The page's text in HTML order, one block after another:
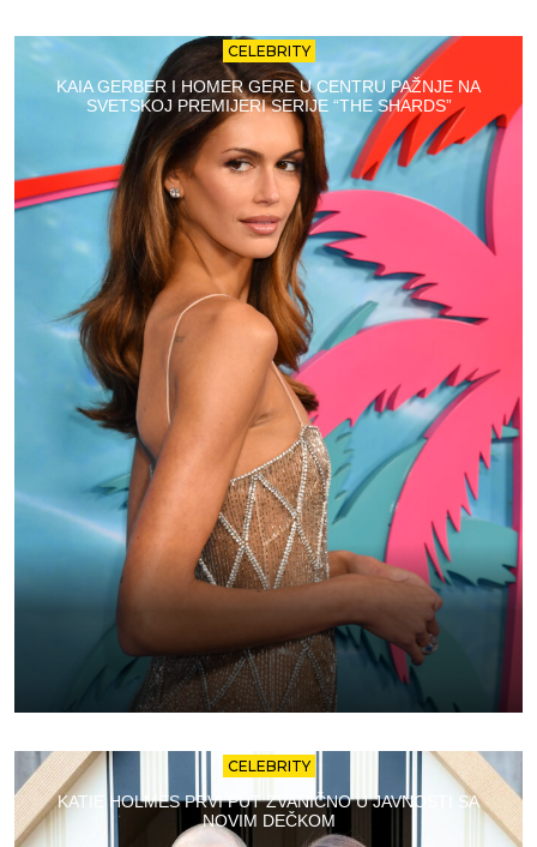
CELEBRITY
KAIA GERBER I HOMER GERE U CENTRU PAŽNJE NA
SVETSKOJ PREMIJERI SERIJE “THE SHARDS”
CELEBRITY
KATIE HOLMES PRVI PUT ZVANIČNO U JAVNOSTI SA
NOVIM DEČKOM